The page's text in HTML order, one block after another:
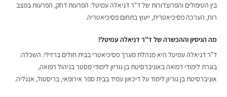
בין הטיפולים והפרוצדורות של ד"ר דניאלה עמיטל: הפרעות דחק, הפרעות במצב
רוח, הערכה פסיכיאטרית, ייעוץ בתחום פסיכיאטריה.
מה הניסיון וההכשרה של ד"ר דניאלה עמיטל?
ד"ר דניאלה עמיטל היא מנהלת מערך פסיכיאטרי בבית חולים ברזילי. השכלה:
בוגרת לימודי רפואה באוניברסיטת בן גוריון לימודי מסטר בניהול רפואה,
אוניברסיטת בן גוריון לימוד על דיכאון עמיד בבית ספר אירופאי, בריסטול, אנגליה.